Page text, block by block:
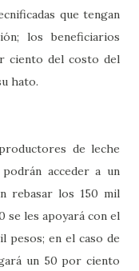
que tengan
los beneficiarios
ciento del costo del
hato.
de leche
acceder a un
rebasar los 150 mil
se les apoyará con el
pesos; en el caso de
un 50 por ciento